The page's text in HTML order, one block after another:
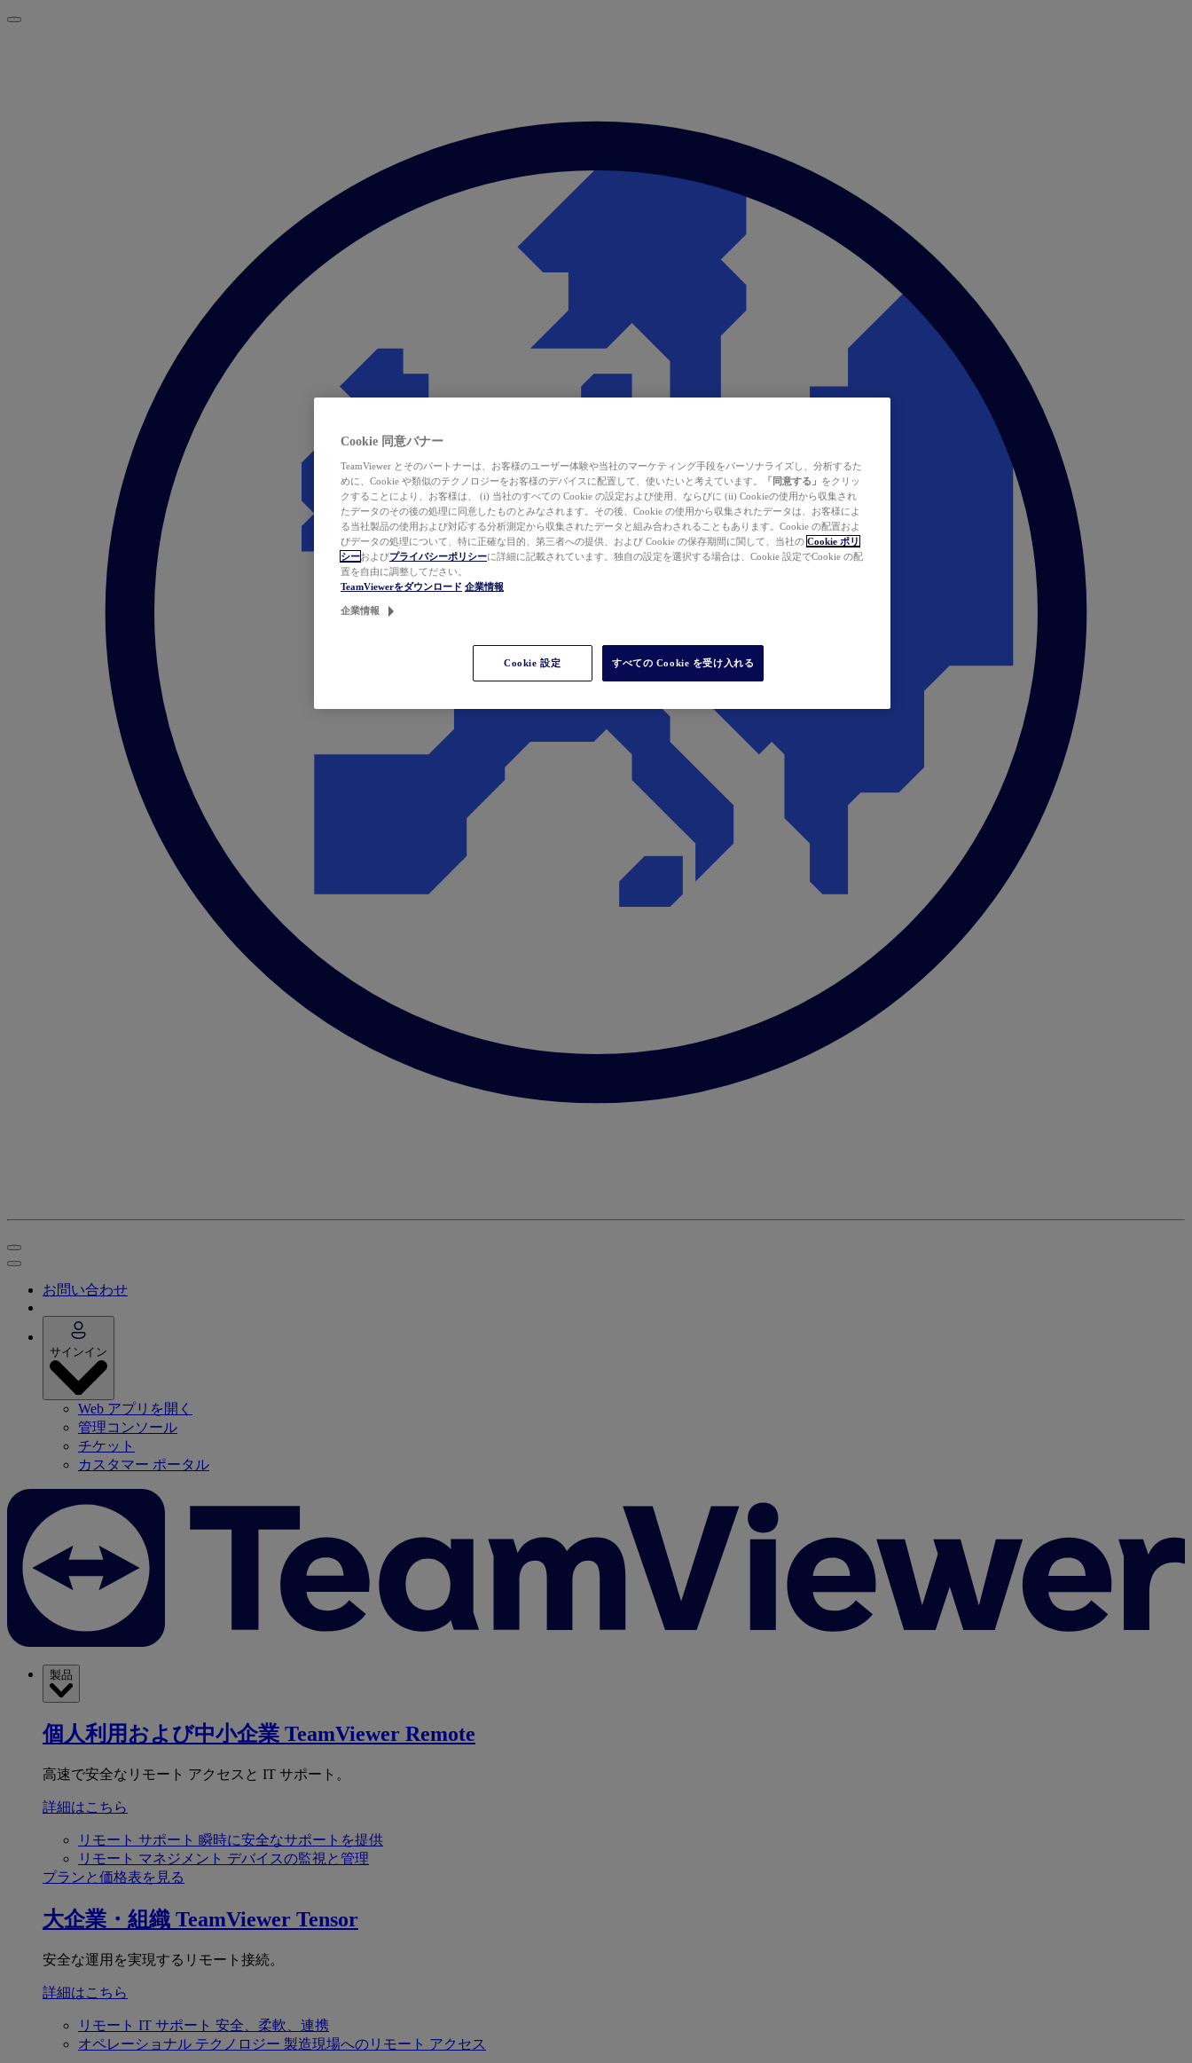
お問い合わせ
サインイン
Web アプリを開く
管理コンソール
チケット
カスタマー ポータル
製品
個人利用および中小企業 TeamViewer Remote
高速で安全なリモート アクセスと IT サポート。
詳細はこちら
リモート サポート 瞬時に安全なサポートを提供
リモート マネジメント デバイスの監視と管理
プランと価格表を見る
大企業・組織 TeamViewer Tensor
安全な運用を実現するリモート接続。
詳細はこちら
リモート IT サポート 安全、柔軟、連携
オペレーショナル テクノロジー 製造現場へのリモート アクセス
Cookie 同意バナー
TeamViewer とそのパートナーは、お客様のユーザー体験や当社のマーケティング手段をパーソナライズし、分析するた
めに、Cookie や類似のテクノロジーをお客様のデバイスに配置して、使いたいと考えています。
「同意する」 をクリッ
クすることにより、お客様は、 (i) 当社のすべての Cookie の設定および使用、ならびに (ii) Cookieの使用から収集され
たデータのその後の処理に同意したものとみなされます。その後、Cookie の使用から収集されたデータは、お客様によ
る当社製品の使用および対応する分析測定から収集されたデータと組み合わされることもあります。Cookie の配置およ
びデータの処理について、特に正確な目的、第三者への提供、および Cookie の保存期間に関して、当社の Cookie ポリ
シーおよびプライバシーポリシーに詳細に記載されています。独自の設定を選択する場合は、Cookie 設定でCookie の配
置を自由に調整してださい。
TeamViewerをダウンロード 企業情報
企業情報
Cookie 設定 すべての Cookie を受け入れる